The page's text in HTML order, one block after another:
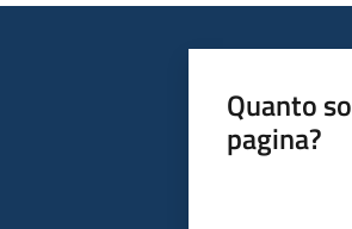
Quanto
pagina?